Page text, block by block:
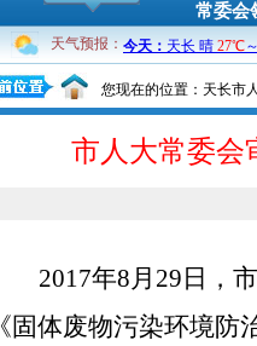
常委会
天气预报：
您现在的位置：天长市
市人大常委会
2017年8月29日，
《固体废物污染环境